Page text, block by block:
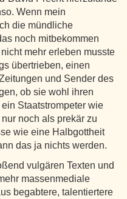
Wenn mein
die mündliche
noch mitbekommen
mehr erleben musste
übertrieben, einen
und Sender des
ob sie wohl ihren
Staatstrompeter wie
noch als prekär zu
wie eine Halbgottheit
das ja nichts werden.
vulgären Texten und
massenmediale
begabtere, talentiertere